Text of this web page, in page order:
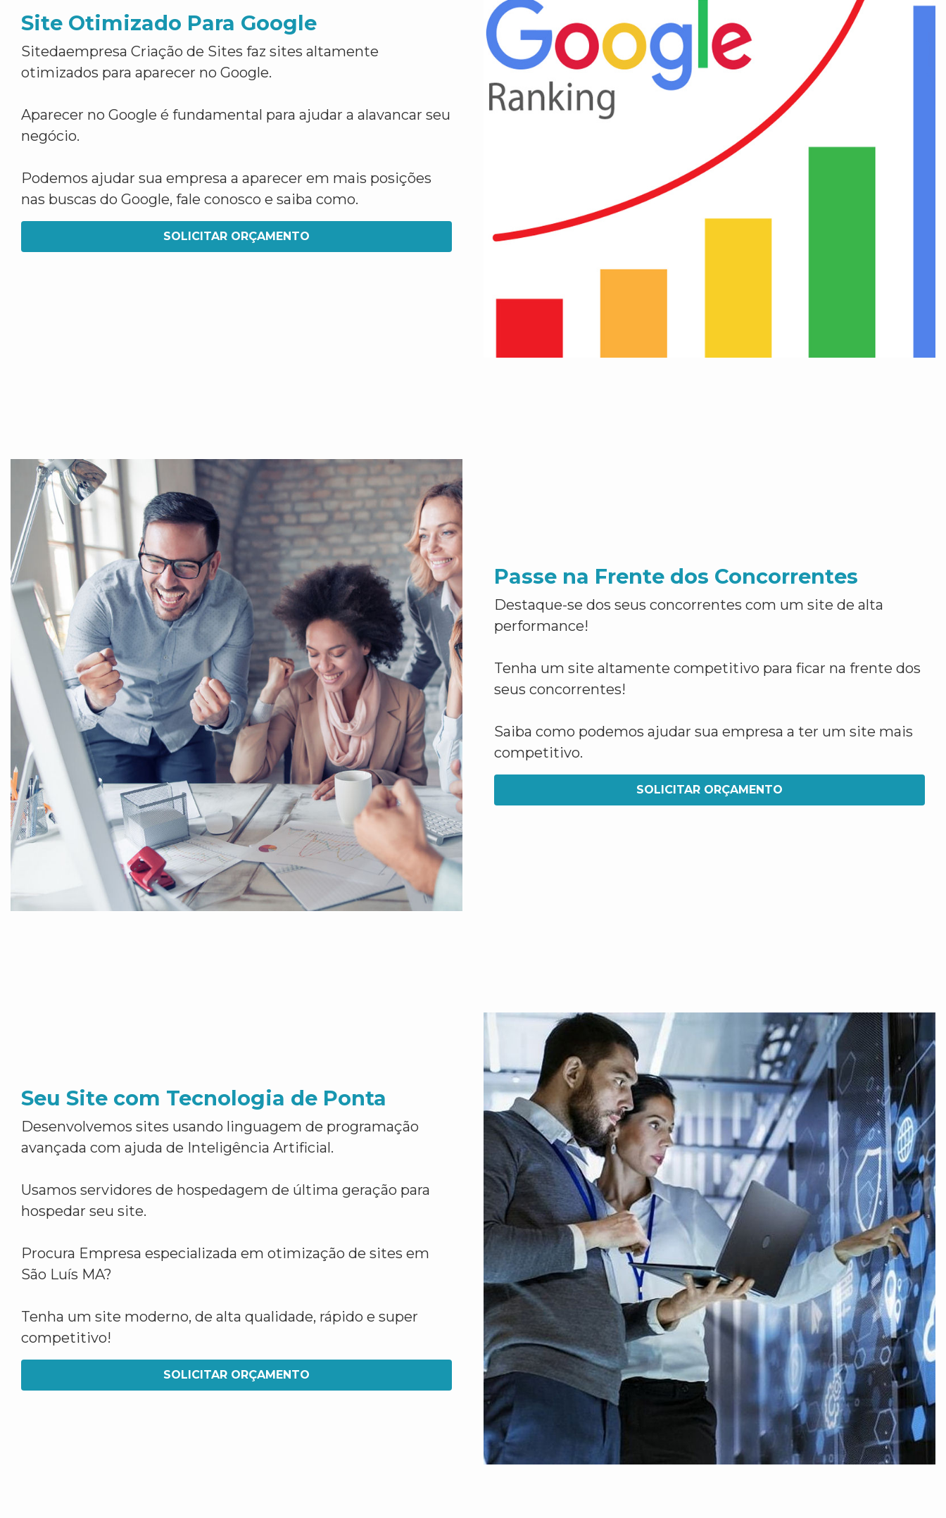
Site Otimizado Para Google
Sitedaempresa Criação de Sites faz sites altamente
otimizados para aparecer no Google.
Aparecer no Google é fundamental para ajudar a alavancar seu
negócio.
Podemos ajudar sua empresa a aparecer em mais posições
nas buscas do Google, fale conosco e saiba como.
SOLICITAR ORÇAMENTO
Passe na Frente dos Concorrentes
Destaque-se dos seus concorrentes com um site de alta
performance!
Tenha um site altamente competitivo para ficar na frente dos
seus concorrentes!
Saiba como podemos ajudar sua empresa a ter um site mais
competitivo.
SOLICITAR ORÇAMENTO
Seu Site com Tecnologia de Ponta
Desenvolvemos sites usando linguagem de programação
avançada com ajuda de Inteligência Artificial.
Usamos servidores de hospedagem de última geração para
hospedar seu site.
Procura Empresa especializada em otimização de sites em
São Luís MA?
Tenha um site moderno, de alta qualidade, rápido e super
competitivo!
SOLICITAR ORÇAMENTO